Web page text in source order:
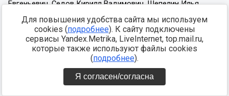
Для повышения удобства сайта мы используем
cookies (подробнее). К сайту подключены
сервисы Yandex.Metrika, LiveInternet, top.mail.ru,
которые также используют файлы cookies
(подробнее).
Я согласен/согласна